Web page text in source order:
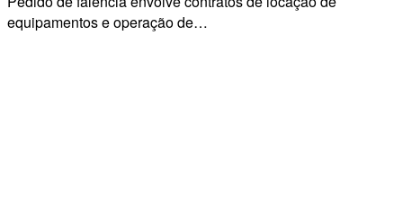
equipamentos e operação de…